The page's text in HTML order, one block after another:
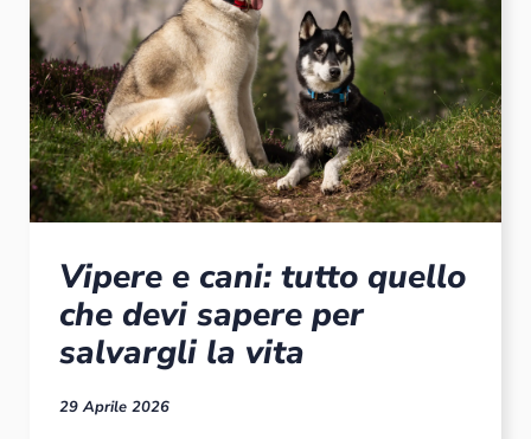
Vipere e cani: tutto quello
che devi sapere per
salvargli la vita
29 Aprile 2026